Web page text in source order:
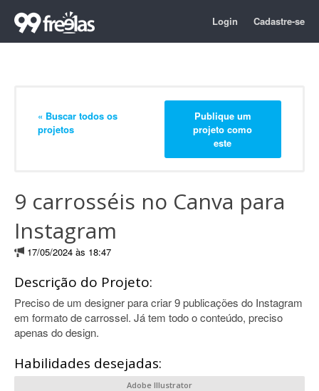
Login Cadastre-se
« Buscar todos os
projetos
Publique um
projeto como
este
9 carrosséis no Canva para
Instagram
17/05/2024 às 18:47
Descrição do Projeto:
Preciso de um designer para criar 9 publicações do Instagram
em formato de carrossel. Já tem todo o conteúdo, preciso
apenas do design.
Habilidades desejadas:
Adobe Illustrator